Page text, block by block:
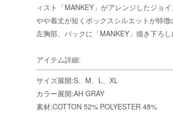
ィスト「MANKEY」がアレンジしたジョ
やや着丈が短くボックスシルエットが特徴
左胸部、バックに「MANKEY」描き下ろ
アイテム詳細:
サイズ展開:S、M、L、XL
カラー展開:AH GRAY
素材:COTTON 52% POLYESTER 48%